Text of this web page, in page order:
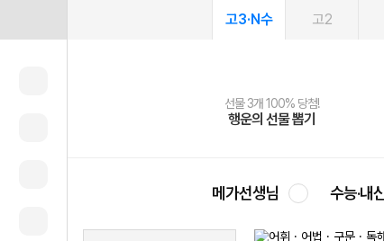
고3·N수 고2
선물 3개 100% 당첨!
행운의 선물 뽑기
선물 100% 증정!
메가스터디 X 올리브
여름방학 스터디 캐시백
메가런 썸머스쿨
2027 러셀 단과
강사 공개선발
스마트러닝앱
설문 EVENT
메가패스
3일 무료 체험권
메가패스 수강생 무료혜택!
메가클럽 멤버십
사회공헌 캠페인
희망이룸 메가나눔
메가선생님 수능·내